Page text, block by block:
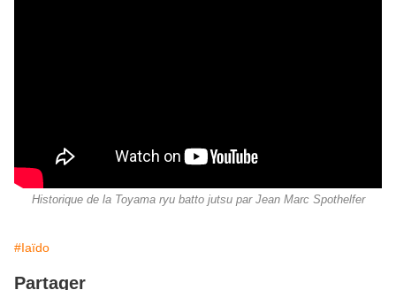
Historique de la Toyama ryu batto jutsu par Jean Marc Spothelfer
#Iaïdo
Partager